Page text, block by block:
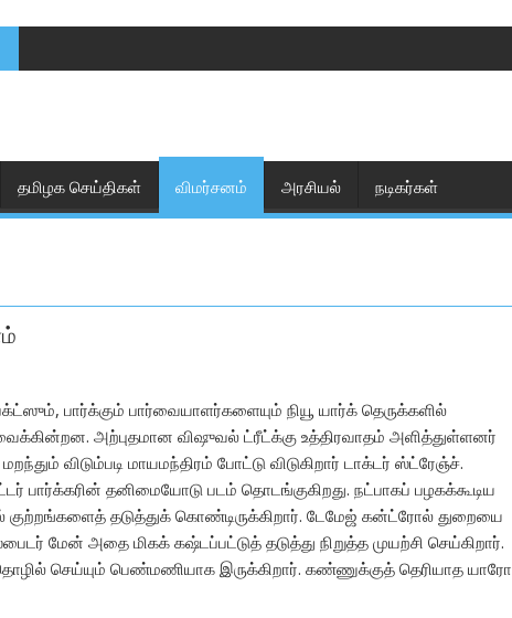
தமிழக செய்திகள் விமர்சனம் அரசியல் நடிகர்கள்
பார்க்கும் பார்வையாளர்களையும் நியூ யார்க் தெருக்களில்
அற்புதமான விஷுவல் ட்ரீட்க்கு உத்திரவாதம் அளித்துள்ளனர்
விடும்படி மாயமந்திரம் போட்டு விடுகிறார் டாக்டர் ஸ்ட்ரேஞ்ச்.
தனிமையோடு படம் தொடங்குகிறது. நட்பாகப் பழகக்கூடிய
குற்றங்களைத் தடுத்துக் கொண்டிருக்கிறார். டேமேஜ் கன்ட்ரோல் துறையை
மேன் அதை மிகக் கஷ்டப்பட்டுத் தடுத்து நிறுத்த முயற்சி செய்கிறார்.
செய்யும் பெண்மணியாக இருக்கிறார். கண்ணுக்குத் தெரியாத யாரோ